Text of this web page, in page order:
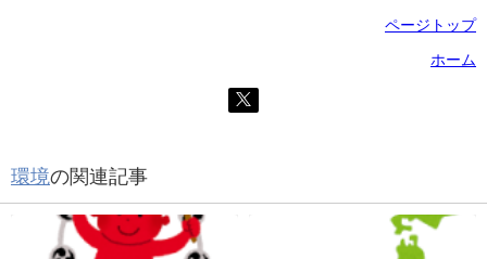
ページトップ
ホーム
環境の関連記事